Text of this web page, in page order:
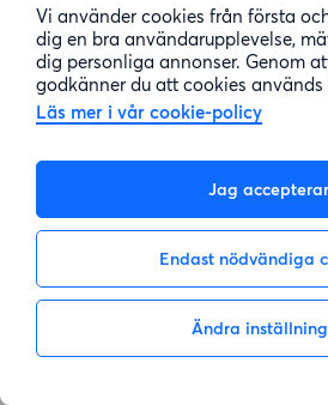
Vi använder cookies från första
dig en bra användarupplevelse,
dig personliga annonser. Genom
godkänner du att cookies
Läs mer i vår cookie-policy
Jag accepterar
Endast nödvändiga
Ändra